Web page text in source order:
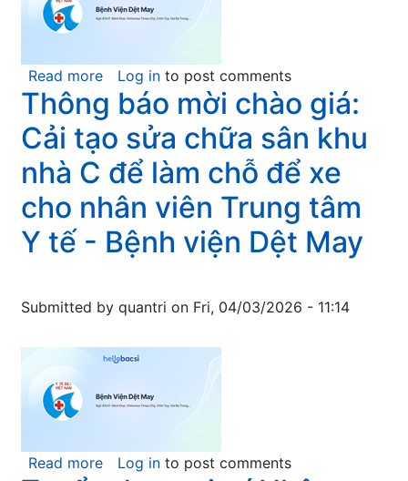
viện
Read more about
Thông
báo
mời
chào
giá:
Ốp
nền
lam
CT
khoa
đoán
Bệnh
Log in to post comments
Thông báo mời chào giá:
Cải tạo sửa chữa sân khu
nhà C để làm chỗ để xe
cho nhân viên Trung tâm
Y tế - Bệnh viện Dệt May
Submitted by quantri on Fri, 04/03/2026 - 11:14
Read more about
Log in to post comments